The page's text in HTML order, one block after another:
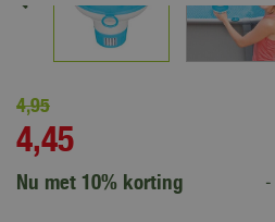
4,95
4,45
Nu met 10% korting -